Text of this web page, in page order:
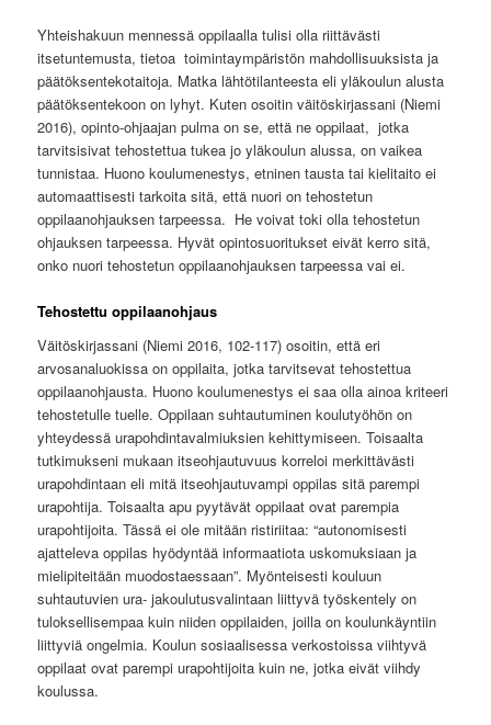
Yhteishakuun mennessä oppilaalla tulisi olla riittävästi
itsetuntemusta, tietoa toimintaympäristön mahdollisuuksista ja
päätöksentekotaitoja. Matka lähtötilanteesta eli yläkoulun alusta
päätöksentekoon on lyhyt. Kuten osoitin väitöskirjassani (Niemi
2016), opinto-ohjaajan pulma on se, että ne oppilaat, jotka
tarvitsisivat tehostettua tukea jo yläkoulun alussa, on vaikea
tunnistaa. Huono koulumenestys, etninen tausta tai kielitaito ei
automaattisesti tarkoita sitä, että nuori on tehostetun
oppilaanohjauksentarpeessa. He voivat toki olla tehostetun
ohjauksen tarpeessa. Hyvät opintosuoritukset eivät kerro sitä,
onko nuori tehostetun oppilaanohjauksen tarpeessa vai ei.
Tehostettu oppilaanohjaus
Väitöskirjassani (Niemi 2016, 102-117) osoitin, että eri
arvosanaluokissa on oppilaita, jotka tarvitsevat tehostettua
oppilaanohjausta. Huono koulumenestys ei saa olla ainoa kriteeri
tehostetulle tuelle. Oppilaan suhtautuminen koulutyöhön on
yhteydessä urapohdintavalmiuksien kehittymiseen. Toisaalta
tutkimukseni mukaan itseohjautuvuus korreloi merkittävästi
urapohdintaan eli mitä itseohjautuvampi oppilas sitä parempi
urapohtija. Toisaalta apu pyytävät oppilaat ovat parempia
urapohtijoita. Tässä ei ole mitään ristiriitaa: “autonomisesti
ajatteleva oppilas hyödyntää informaatiota uskomuksiaan ja
mielipiteitään muodostaessaan”. Myönteisesti kouluun
suhtautuvien ura- jakoulutusvalintaan liittyvä työskentely on
tuloksellisempaa kuin niiden oppilaiden, joilla on koulunkäyntiin
liittyviä ongelmia. Koulun sosiaalisessa verkostoissa viihtyvä
oppilaat ovat parempi urapohtijoita kuin ne, jotka eivät viihdy
koulussa.